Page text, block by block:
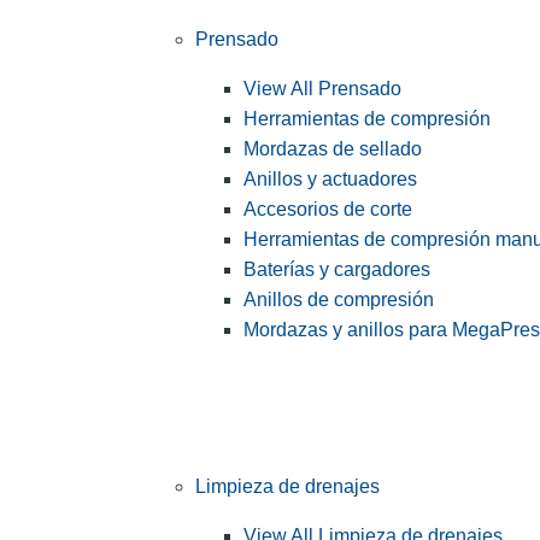
Prensado
View All Prensado
Herramientas de compresión
Mordazas de sellado
Anillos y actuadores
Accesorios de corte
Herramientas de compresión
Baterías y cargadores
Anillos de compresión
Mordazas y anillos para
Limpieza de drenajes
View All Limpieza de drenajes